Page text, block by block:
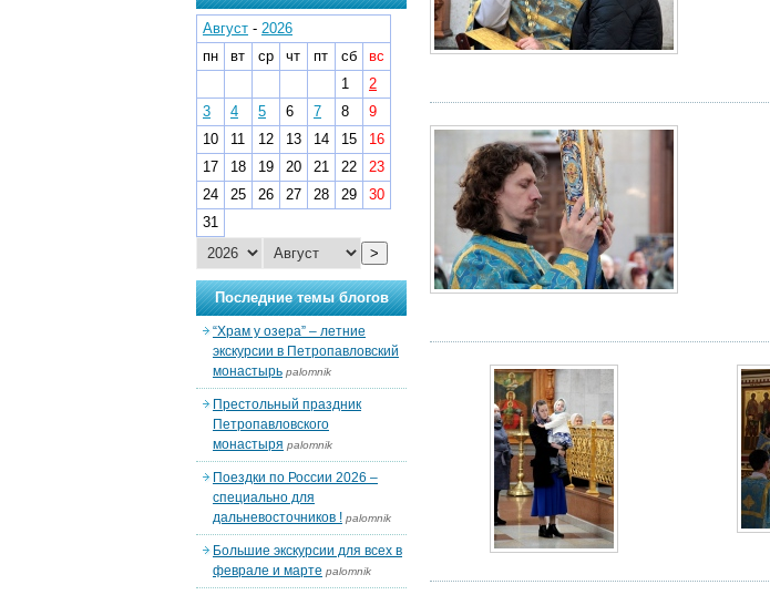
Август - 2026
пн
вт ср чт пт сб
вс
1
2
3
4 5 6 7 8
9
10
11 12 13 14 15
16
17
18 19 20 21 22
23
24
25 26 27 28 29
30
31
>
Последние темы блогов
“Храм у озера” – летние
экскурсии в Петропавловский
монастырь palomnik
Престольный праздник
Петропавловского
монастыря palomnik
Поездки по России 2026 –
специально для
дальневосточников ! palomnik
Большие экскурсии для всех в
феврале и марте palomnik